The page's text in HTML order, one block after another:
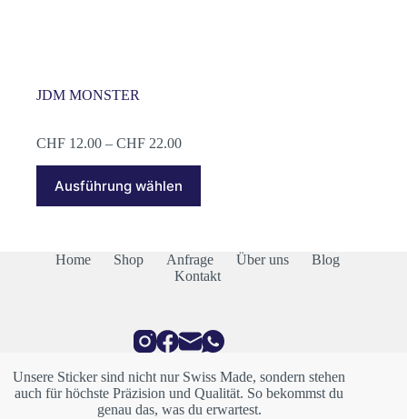
JDM MONSTER
CHF 12.00 – CHF 22.00Preisspanne:
CHF 22.00
Ausführung wählen
Produkt
weist
auf.
gewählt
werden
Home Shop Anfrage Über uns
Blog
Kontakt
Unsere Sticker sind nicht nur Swiss Made, sondern stehen
auch für höchste Präzision und Qualität. So bekommst du
genau das, was du erwartest.